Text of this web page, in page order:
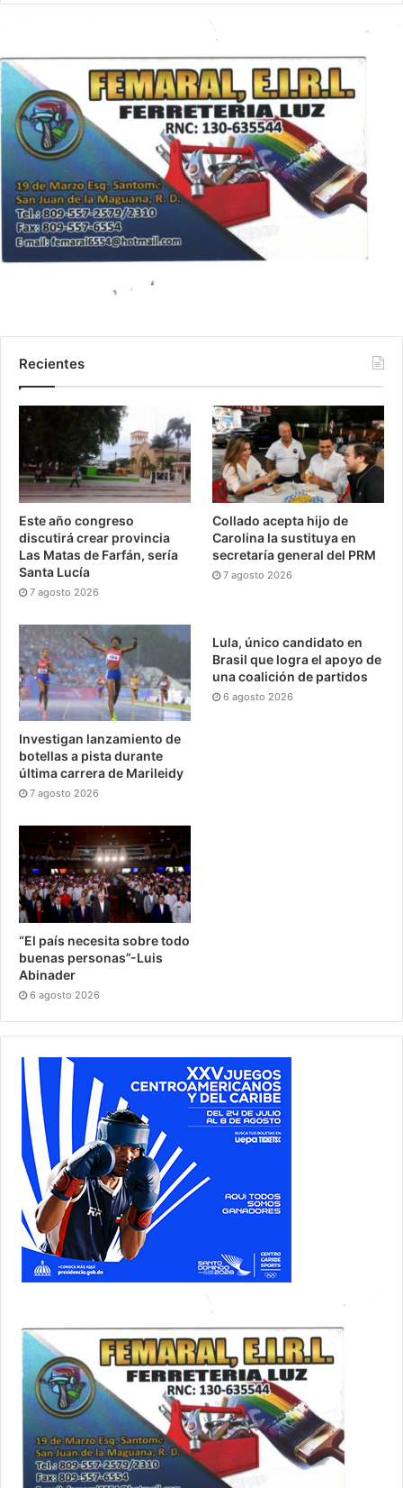
Recientes
Este año congreso
discutirá crear provincia
Las Matas de Farfán, sería
Santa Lucía
7 agosto 2026
Collado acepta hijo de
Carolina la sustituya en
secretaría general del PRM
7 agosto 2026
Investigan lanzamiento de
botellas a pista durante
última carrera de Marileidy
7 agosto 2026
Lula, único candidato en
Brasil que logra el apoyo de
una coalición de partidos
6 agosto 2026
“El país necesita sobre todo
buenas personas”-Luis
Abinader
6 agosto 2026